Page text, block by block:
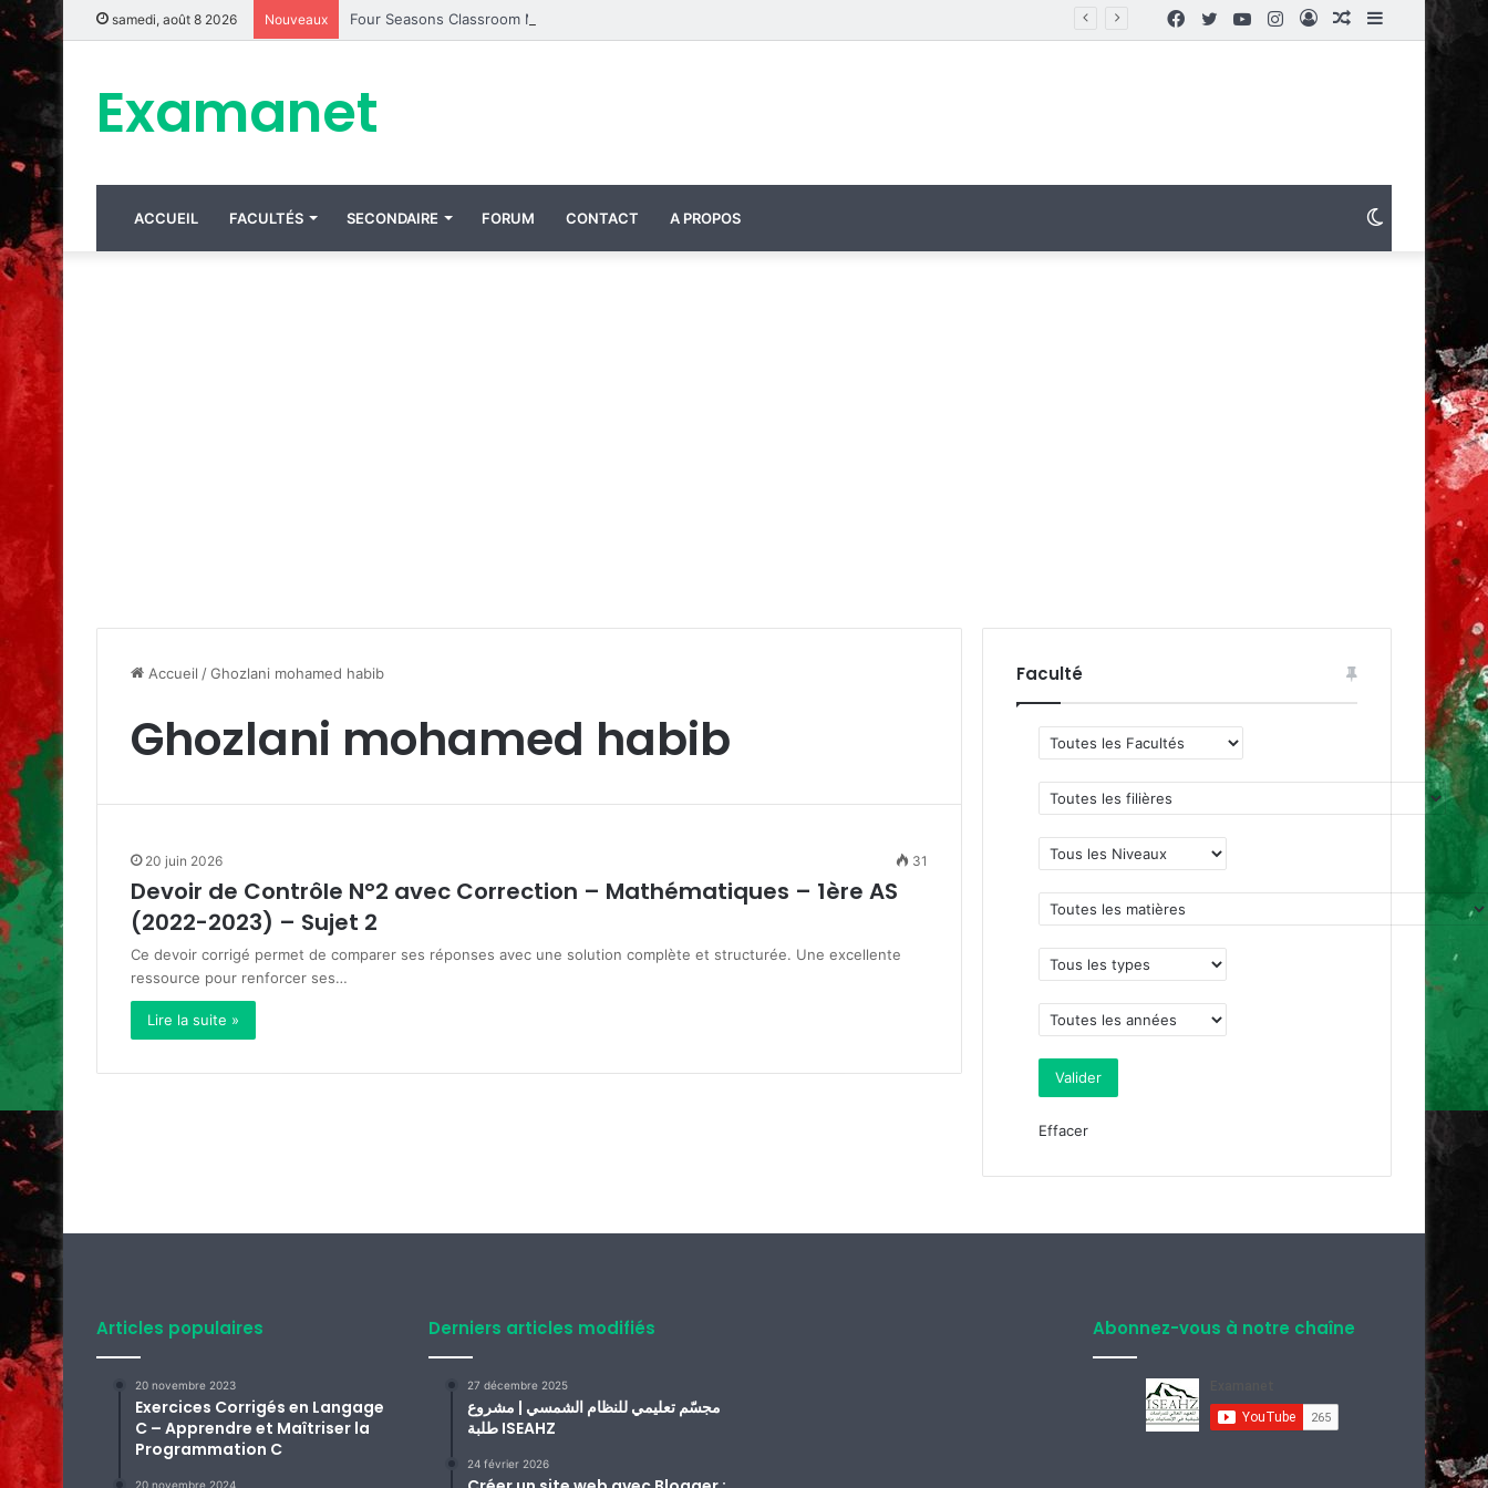
samedi, août 8 2026 Nouveaux
Sidebar
Article
Connexion
Instagram
YouTube
Twitter
Facebook
Examanet
ACCUEIL FACULTÉS SECONDAIRE FORUM CONTACT A PROPOS Switch
Accueil /Ghozlani mohamed habib
Ghozlani mohamed habib
20 juin 2026 31
Devoir de Contrôle N°2 avec Correction – Mathématiques – 1ère AS
(2022-2023) – Sujet 2
Ce devoir corrigé permet de comparer ses réponses avec une solution complète et structurée. Une excellente
ressource pour renforcer ses…
Lire la suite »
Faculté
Effacer
Articles populaires
20 novembre 2023
Exercices Corrigés en Langage
C – Apprendre et Maîtriser la
Programmation C
20 novembre 2024
Derniers articles modifiés
27 décembre 2025
مجسّم تعليمي للنظام الشمسي | مشروع
طلبة ISEAHZ
24 février 2026
Abonnez-vous à notre chaîne